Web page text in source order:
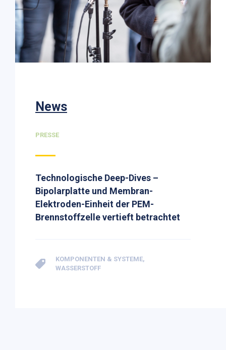
News
PRESSE
Technologische Deep-Dives –
Bipolarplatte und Membran-
Elektroden-Einheit der PEM-
Brennstoffzelle vertieft betrachtet
KOMPONENTEN & SYSTEME,
WASSERSTOFF